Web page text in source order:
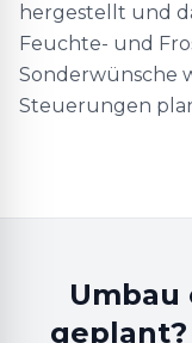
hergestellt und
Feuchte- und
Sonderwünsche
Steuerungen
Umbau